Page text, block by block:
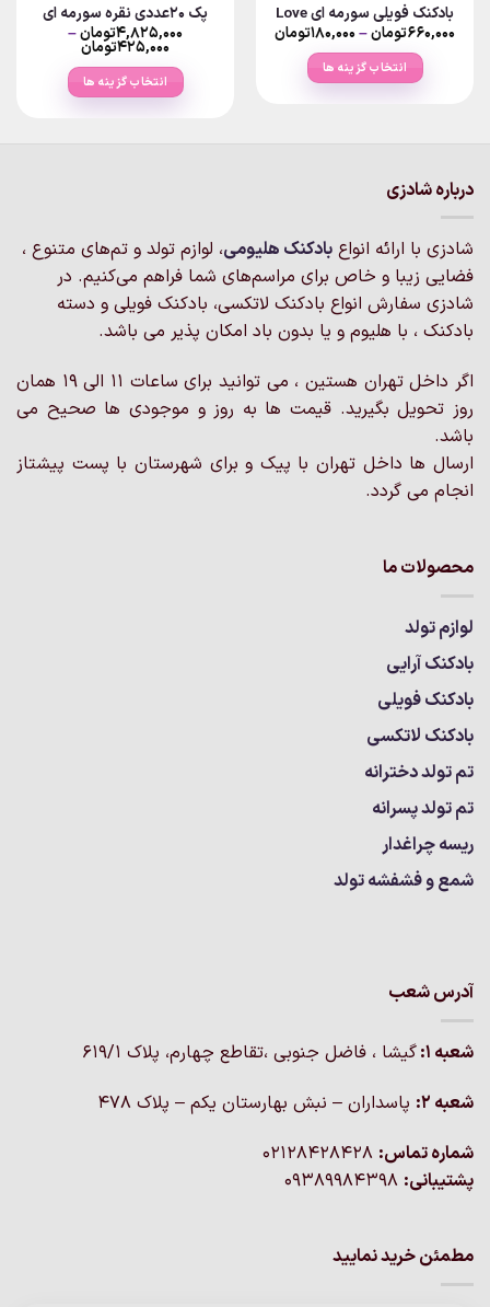
بادکنک فویلی سورمه ای Love
۶۶۰,۰۰۰تومان–۱۸۰,۰۰۰تومانPrice
انتخاب گزینه ها
گزینه
ها
ممکن
در
محصول
انتخاب
پک 20عددی نقره سورمه ای
۴,۸۲۵,۰۰۰تومان–
۴۲۵,۰۰۰تومانPrice
through
۴,۸۲۵,۰۰۰تومان
انتخاب گزینه ها
باشد.
گزینه
ها
ممکن
است
صفحه
محصول
شوند
درباره شادزی
شادزی با ارائه انواع بادکنک‌ هلیومی، لوازم تولد و تم‌های متنوع ،
فضایی زیبا و خاص برای مراسم‌های شما فراهم می‌کنیم. در
شادزی سفارش انواع بادکنک لاتکسی، بادکنک فویلی و دسته
بادکنک ، با هلیوم و یا بدون باد امکان پذیر می باشد.
اگر داخل تهران هستین ، می توانید برای ساعات 11 الی 19 همان
روز تحویل بگیرید. قیمت ها به روز و موجودی ها صحیح می
باشد.
ارسال ها داخل تهران با پیک و برای شهرستان با پست پیشتاز
انجام می گردد.
محصولات ما
لوازم تولد
بادکنک آرایی
بادکنک فویلی
بادکنک لاتکسی
تم تولد دخترانه
تم تولد پسرانه
ریسه چراغدار
شمع و فشفشه تولد
آدرس شعب
شعبه 1:
گيشا ، فاضل جنوبی ،تقاطع چهارم، پلاک 619/1
شعبه 2:
پاسداران – نبش بهارستان یکم – پلاک ۴۷۸
شماره تماس:
پشتیبانی:
مطمئن خرید نمایید